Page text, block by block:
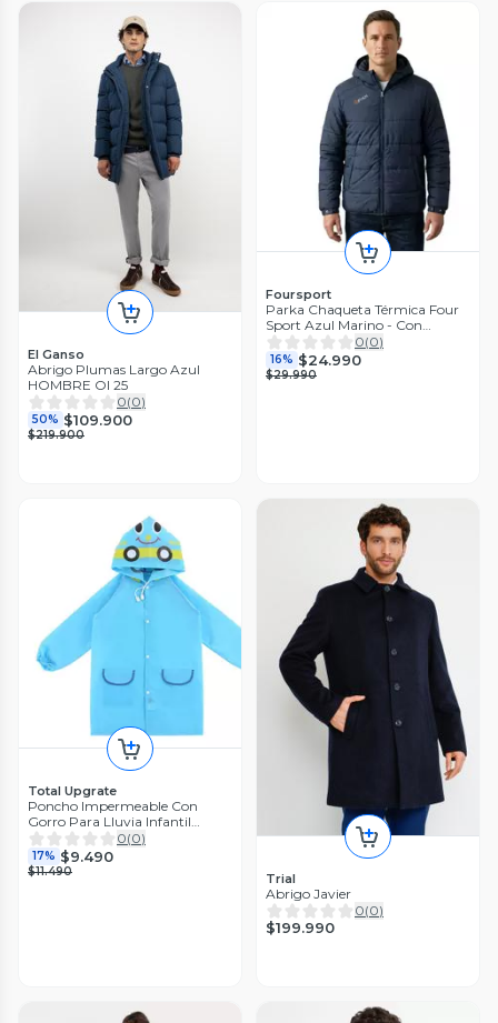
El Ganso
Abrigo Plumas Largo Azul
HOMBRE OI 25
0(0)
50% $109.900
$219.900
Foursport
Parka Chaqueta Térmica Four
Sport Azul Marino - Con
Capucha
0(0)
16% $24.990
$29.990
Total Upgrate
Poncho Impermeable Con
Gorro Para Lluvia Infantil
Celeste
0(0)
17% $9.490
$11.490 Trial
Abrigo Javier
0(0)
$199.990